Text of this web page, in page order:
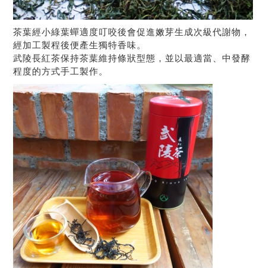
茶葉經小綠葉蟬適度叮咬後會促進嫩芽生成次級代謝物，
經加工製程後便產生獨特香味。
武陵長紅茶保持茶葉維持條狀型態，並以最適當、中發酵
程度的方式手工製作。